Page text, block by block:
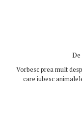
De
Vorbesc prea mult
care iubesc